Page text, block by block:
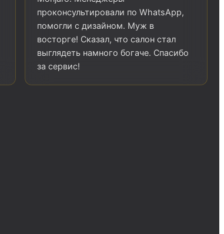
проконсультировали по WhatsApp,
помогли с дизайном. Муж в
восторге! Сказал, что салон стал
выглядеть намного богаче. Спасибо
за сервис!